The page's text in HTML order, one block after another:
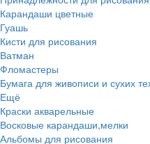
Карандаши цветные
Гуашь
Кисти для рисования
Ватман
Фломастеры
Бумага для живописи и сухих
Ещё
Краски акварельные
Восковые карандаши,мелки
Альбомы для рисования